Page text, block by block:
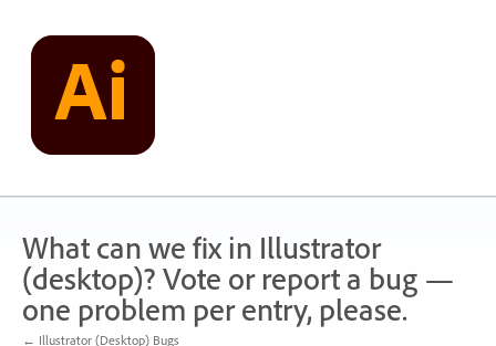
content
What can we fix in Illustrator
(desktop)? Vote or report a bug —
one problem per entry, please.
← Illustrator (Desktop) Bugs